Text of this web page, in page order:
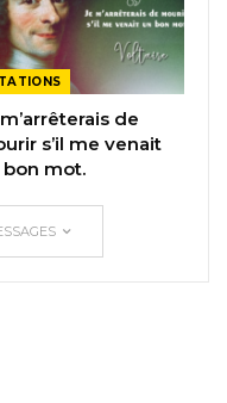
de
s’il me venait
bon mot.